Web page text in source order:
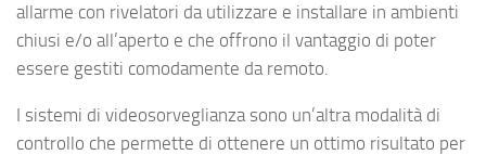
allarme con rivelatori da utilizzare e installare in ambienti
chiusi e/o all’aperto e che offrono il vantaggio di poter
essere gestiti comodamente da remoto.
I sistemi di videosorveglianza sono un’altra modalità di
controllo che permette di ottenere un ottimo risultato per